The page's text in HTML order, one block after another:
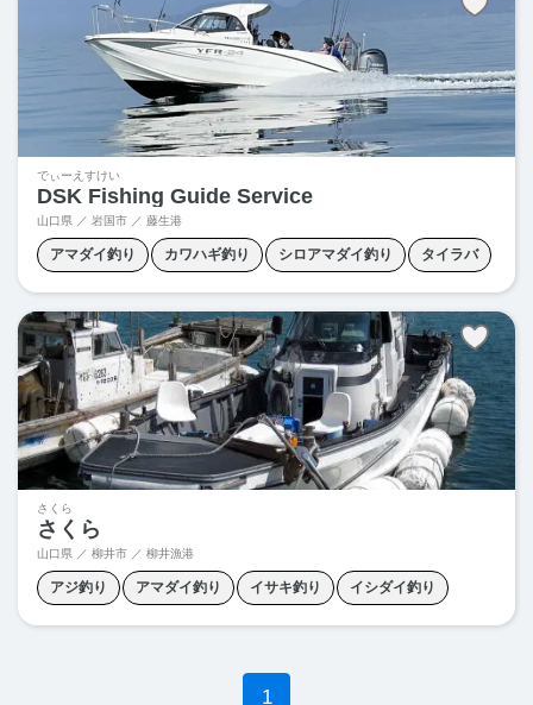
でぃーえすけい
DSK Fishing Guide Service
山口県 ／ 岩国市 ／ 藤生港
アマダイ釣り カワハギ釣り シロアマダイ釣り タイラバ
ブレードジギング
さくら
さくら
山口県 ／ 柳井市 ／ 柳井漁港
アジ釣り アマダイ釣り イサキ釣り イシダイ釣り
カサゴ釣り カワハギ釣り クログチ釣り タチウオ釣り
マダイ釣り
1